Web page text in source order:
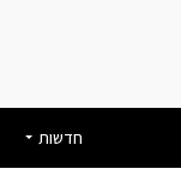
חדשות